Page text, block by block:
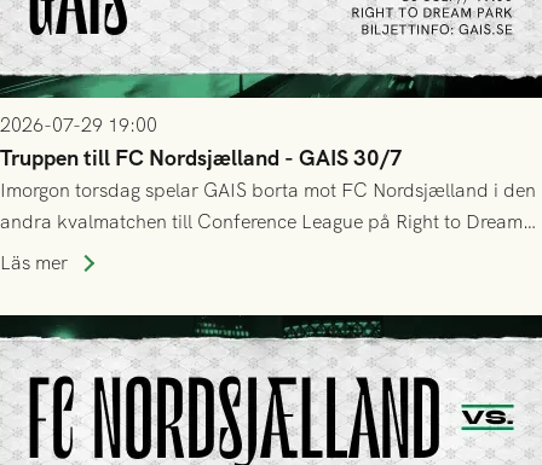
2026-07-29 19:00
Truppen till FC Nordsjælland - GAIS 30/7
Imorgon torsdag spelar GAIS borta mot FC Nordsjælland i den
andra kvalmatchen till Conference League på Right to Dream
Park! Fredrik Holmberg och ledarstaben har tagit ut följande
Läs mer